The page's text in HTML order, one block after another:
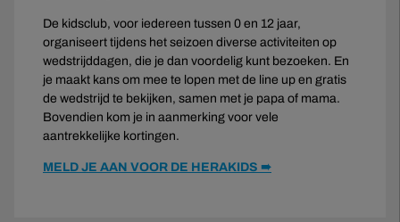
De kidsclub, voor iedereen tussen 0 en 12 jaar,
organiseert tijdens het seizoen diverse activiteiten op
wedstrijddagen, die je dan voordelig kunt bezoeken. En
je maakt kans om mee te lopen met de line up en gratis
de wedstrijd te bekijken, samen met je papa of mama.
Bovendien kom je in aanmerking voor vele
aantrekkelijke kortingen.
MELD JE AAN VOOR DE HERAKIDS ➠